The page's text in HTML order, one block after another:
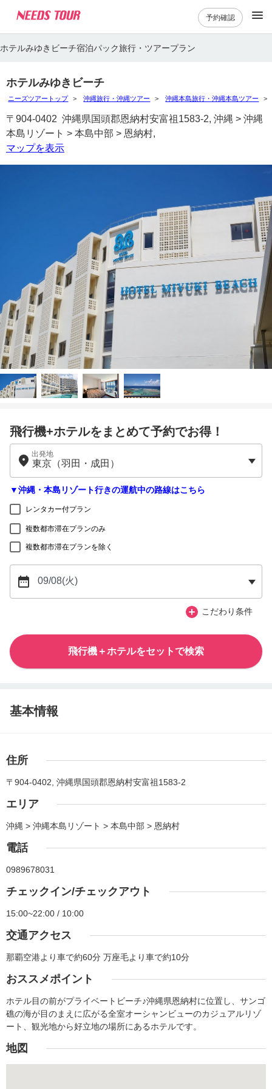
予約確認
ホテルみゆきビーチ宿泊パック旅行・ツアープラン
ホテルみゆきビーチ
ニーズツアートップ 沖縄旅行・沖縄ツアー 沖縄本島旅行・沖縄本島ツアー
〒904-0402 沖縄県国頭郡恩納村安富祖1583-2, 沖縄 > 沖縄
本島リゾート > 本島中部 > 恩納村,
マップを表示
飛行機+ホテルをまとめて予約でお得！
出発地
▼沖縄・本島リゾート行きの運航中の路線はこちら
レンタカー付プラン
複数都市滞在プランのみ
複数都市滞在プランを除く
こだわり条件
飛行機＋ホテルをセットで検索
基本情報
住所
〒904-0402, 沖縄県国頭郡恩納村安富祖1583-2
エリア
沖縄 > 沖縄本島リゾート > 本島中部 > 恩納村
電話
0989678031
チェックイン/チェックアウト
15:00~22:00 / 10:00
交通アクセス
那覇空港より車で約60分 万座毛より車で約10分
おススメポイント
ホテル目の前がプライベートビーチ♪沖縄県恩納村に位置し、サンゴ
礁の海が目のまえに広がる全室オーシャンビューのカジュアルリゾ
ート、観光地から好立地の場所にあるホテルです。
地図